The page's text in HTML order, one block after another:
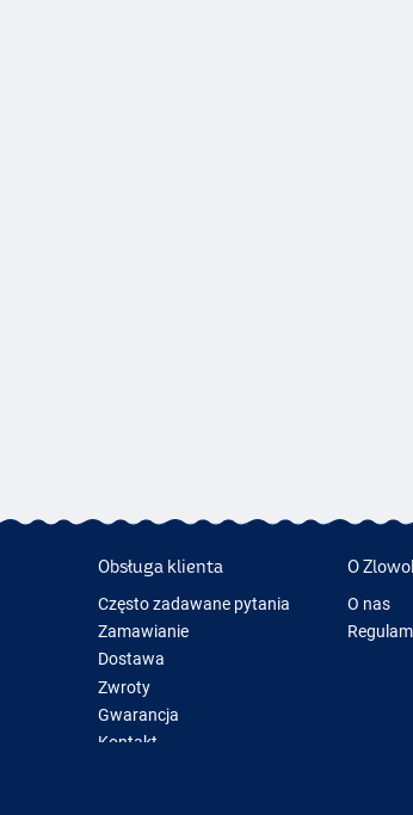
Obsługa klienta
Często zadawane pytania
Zamawianie
Dostawa
Zwroty
Gwarancja
Kontakt
O
O nas